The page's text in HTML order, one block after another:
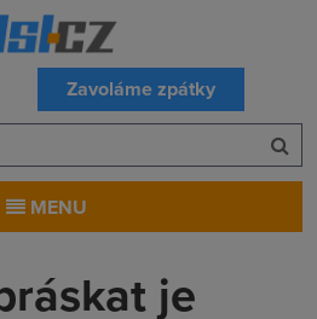
Zavoláme zpátky
MENU
je